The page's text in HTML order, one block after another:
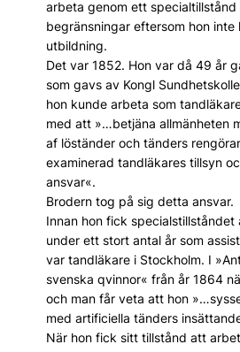
arbeta genom ett specialtillstånd
begränsningar eftersom hon inte
utbildning.
Det var 1852. Hon var då 49 år
som gavs av Kongl
hon kunde arbeta som
med att »…betjäna allmänheten
af löständer och tänders
examinerad tandläkares tillsyn
ansvar«.
Brodern tog på sig detta ansvar.
Innan hon fick specialstillståndet
under ett stort antal år som
var tandläkare i Stockholm. I
svenska qvinnor« från år 1864
och man får veta att hon
med artificiella tänders
När hon fick sitt tillstånd att